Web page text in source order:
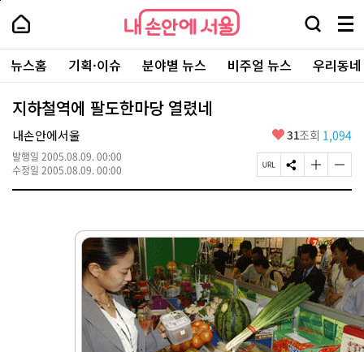
본
로
가
내
손
안
에
서
울
-
서
울
시
대
표
소
내
손
에
울
검
창
열
기
메
뉴
전
체
보
주
요
서
뉴스홈 기획·이슈 분야별 뉴스 비주얼 뉴스 우리동
지하철역에 팔도한마당 열렸네
내손안에서울
발행일 2005.08.09. 00:00
수정일 2005.08.09. 00:00
좋
요
31조회 1,094
페
이
R
L
복
사
S
N
유
하
기
글
자
크
게
변
경
하
기
글
자
작
게
변
경
하
기
페
상
단
로